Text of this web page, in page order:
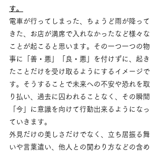
す。
電車が行ってしまった、ちょうど雨が降って
きた、お店が満席で入れなかったなど様々な
ことが起こると思います。その一つ一つの物
事に「善・悪」「良・悪」を付けずに、起き
たことだけを受け取るようにするイメージで
す。そうすることで未来への不安や恐れを取
り払い、過去に囚われることなく、その瞬間
「今」に意識を向けて行動出来るようになっ
ていきます。
外見だけの美しさだけでなく、立ち居振る舞
いや言葉遣い、他人との関わり方などの含め